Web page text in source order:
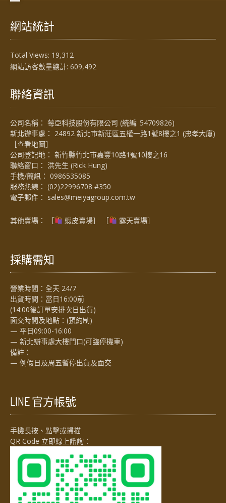
網站統計
Total Views: 19,312
網站訪客數量總計: 609,492
聯絡資訊
公司名稱： 莓亞科技股份有限公司 (統編: 54709826)
新北辦事處： 24892 新北市新莊區五權一路1號8樓之1 (忠孝大廈)
［查看地圖］
公司登記地： 新竹縣竹北市嘉豐10路1號10樓之16
聯絡窗口： 洪先生 (Rick Hung)
手機/簡訊： 0986535085
服務熱線： (02)22996708 #350
電子郵件： sales@meiyagroup.com.tw
其他賣場： ［ 蝦皮賣場］ ［ 露天賣場］
採購需知
營業時間：全天 24/7
出貨時間：當日16:00前
(14:00後訂單安排次日出貨)
面交時間及地點：(預約制)
— 平日09:00-16:00
— 新北辦事處大樓門口(可臨停機車)
備註：
— 例假日及周五暫停出貨及面交
LINE 官方帳號
手機長按、點擊或掃描
QR Code 立即線上諮詢：